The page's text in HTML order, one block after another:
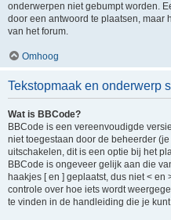
onderwerpen niet gebumpt worden.
door een antwoord te plaatsen, maar
van het forum.
Omhoog
Tekstopmaak en onderwerp
Wat is BBCode?
BBCode is een vereenvoudigde
niet toegestaan door de beheerder
uitschakelen, dit is een optie bij het
BBCode is ongeveer gelijk aan die
haakjes [ en ] geplaatst, dus niet <
controle over hoe iets wordt
te vinden in de handleiding die je